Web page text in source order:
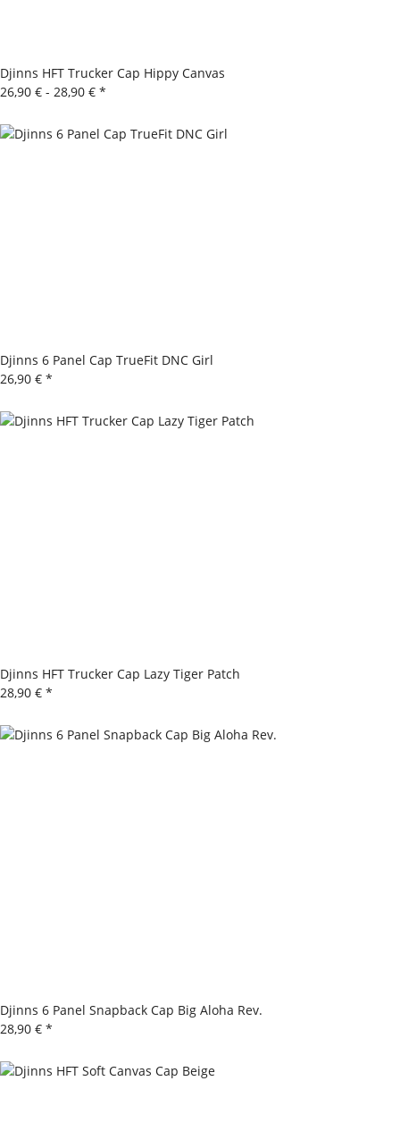
Djinns HFT Trucker Cap Hippy Canvas
26,90 € - 28,90 € *
Djinns 6 Panel Cap TrueFit DNC Girl
26,90 € *
Djinns HFT Trucker Cap Lazy Tiger Patch
28,90 € *
Djinns 6 Panel Snapback Cap Big Aloha Rev.
28,90 € *